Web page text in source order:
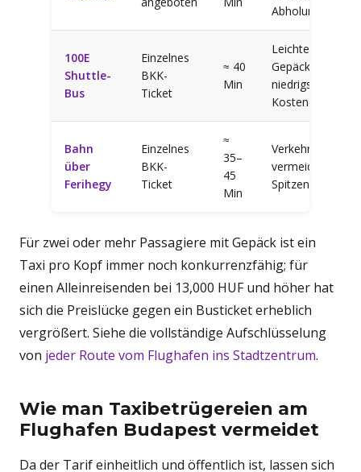
Abholung
100E
Shuttle-
Bus
Einzelnes
BKK-
Ticket
≈ 40
Min
Leichtes
Gepäck,
niedrigste
Kosten
Bahn
über
Ferihegy
Einzelnes
BKK-
Ticket
≈
35–
45
Min
Verkehrsstaus
vermeiden,
Spitzenlast
Für zwei oder mehr Passagiere mit Gepäck ist ein
Taxi pro Kopf immer noch konkurrenzfähig; für
einen Alleinreisenden bei 13,000 HUF und höher hat
sich die Preislücke gegen ein Busticket erheblich
vergrößert. Siehe die vollständige Aufschlüsselung
von jeder Route vom Flughafen ins Stadtzentrum.
Wie man Taxibetrügereien am
Flughafen Budapest vermeidet
Da der Tarif einheitlich und öffentlich ist, lassen sich